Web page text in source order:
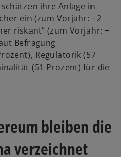
ihre Anlage in
ein (zum Vorjahr: - 2
riskant“ (zum Vorjahr: +
Befragung
Regulatorik (57
(51 Prozent) für die
bleiben die
verzeichnet